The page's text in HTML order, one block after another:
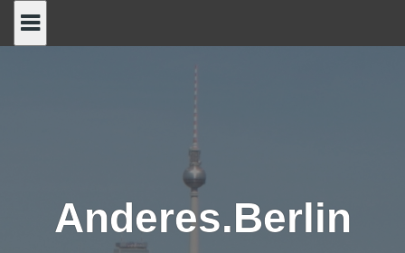
Anderes.Berlin